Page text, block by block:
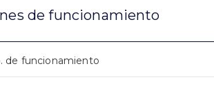
de funcionamiento
de funcionamiento